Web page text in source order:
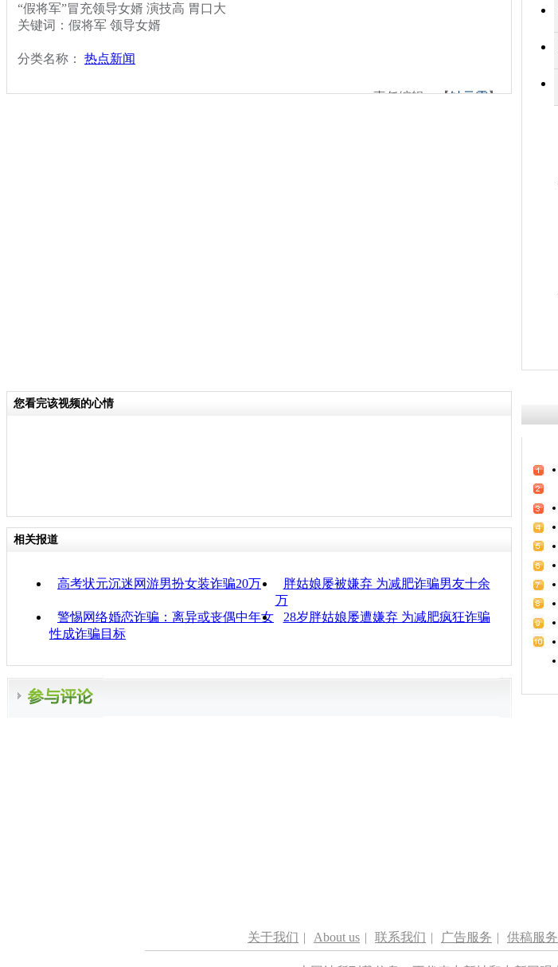
“假将军”冒充领导女婿 演技高 胃口大
关键词：假将军 领导女婿
分类名称： 热点新闻
责任编辑：【钟元霞】
您看完该视频的心情
相关报道
高考状元沉迷网游男扮女装诈骗20万
胖姑娘屡被嫌弃 为减肥诈骗男友十余
万
警惕网络婚恋诈骗：离异或丧偶中年女
性成诈骗目标
28岁胖姑娘屡遭嫌弃 为减肥疯狂诈骗
关于我们 | About us | 联系我们 | 广告服务 | 供稿服务